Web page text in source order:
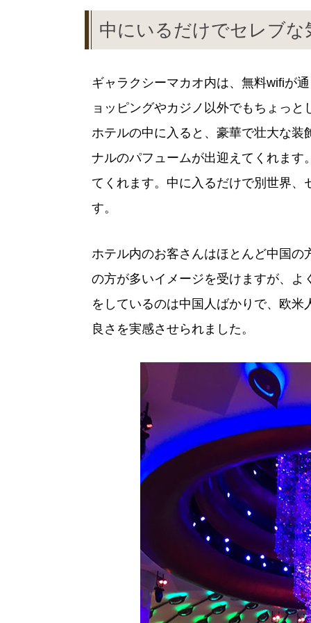
中にいるだけでセレブ
ギャラクシーマカオ内は、無料wifiが
ョッピングやカジノ以外でもちょっ
ホテルの中に入ると、豪華で壮大な
ナルのパフュームが出迎えてくれま
てくれます。中に入るだけで別世界
す。
ホテル内のお客さんはほとんど中国
の方が多いイメージを受けますが、
をしているのは中国人ばかりで、欧
良さを実感させられました。